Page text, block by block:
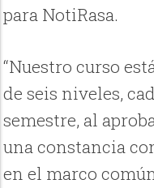
para NotiRasa.
“Nuestro curso
de seis niveles,
semestre, al
una constancia
en el marco